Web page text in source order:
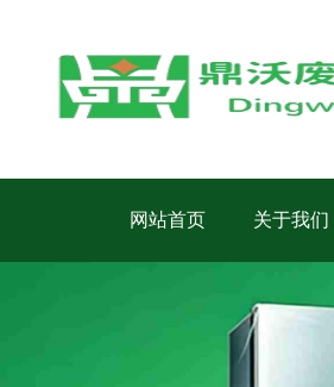
网站首页 关于我们